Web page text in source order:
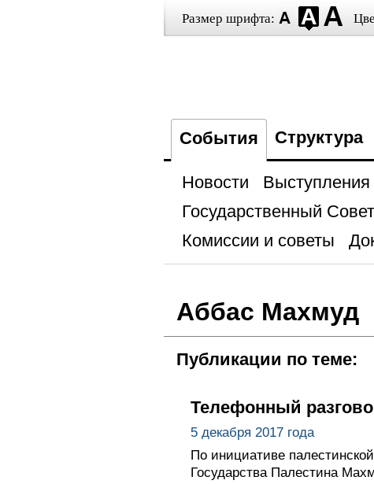
Размер шрифта:
События Структура
Новости
Государственный Совет
Комиссии и советы
Аббас Махмуд
Публикации по теме:
Телефонный
5 декабря 2017 года
По инициативе
Государства Палестина